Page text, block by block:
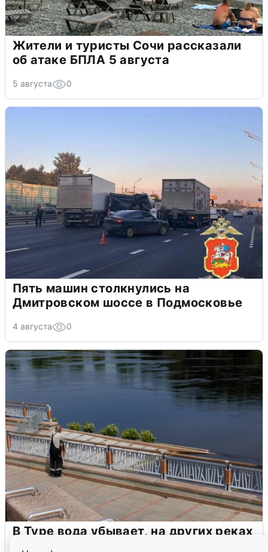
Жители и туристы Сочи рассказали
об атаке БПЛА 5 августа
5 августа 0
Пять машин столкнулись на
Дмитровском шоссе в Подмосковье
4 августа 0
В Туре вода убывает, на других реках